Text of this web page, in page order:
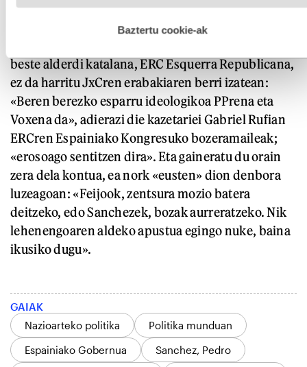
esplizitua ematen diguzu.Gehiago irakurri
Baztertu cookie-ak
beste alderdi katalana, ERC Esquerra Republicana,
ez da harritu JxCren erabakiaren berri izatean:
«Beren berezko esparru ideologikoa PPrena eta
Voxena da», adierazi die kazetariei Gabriel Rufian
ERCren Espainiako Kongresuko bozeramaileak;
«erosoago sentitzen dira». Eta gaineratu du orain
zera dela kontua, ea nork «eusten» dion denbora
luzeagoan: «Feijook, zentsura mozio batera
deitzeko, edo Sanchezek, bozak aurreratzeko. Nik
lehenengoaren aldeko apustua egingo nuke, baina
ikusiko dugu».
GAIAK
Nazioarteko politika
Politika munduan
Espainiako Gobernua
Sanchez, Pedro